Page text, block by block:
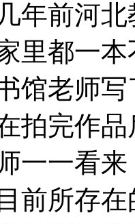
年前河
里都一
馆老师
拍完作
一一看
前所存